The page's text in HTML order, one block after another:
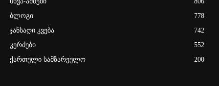
ბლოგი
778
ჯანსაღი კვება
742
კერძები
552
ქართული სამზარეულო
200